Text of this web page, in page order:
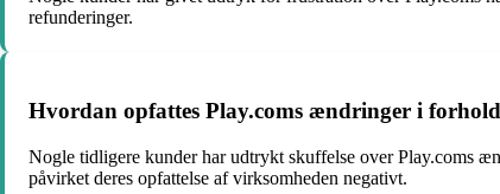
refunderinger.
Hvordan opfattes Play.coms ændringer i
Nogle tidligere kunder har udtrykt skuffelse over Play.coms
påvirket deres opfattelse af virksomheden negativt.